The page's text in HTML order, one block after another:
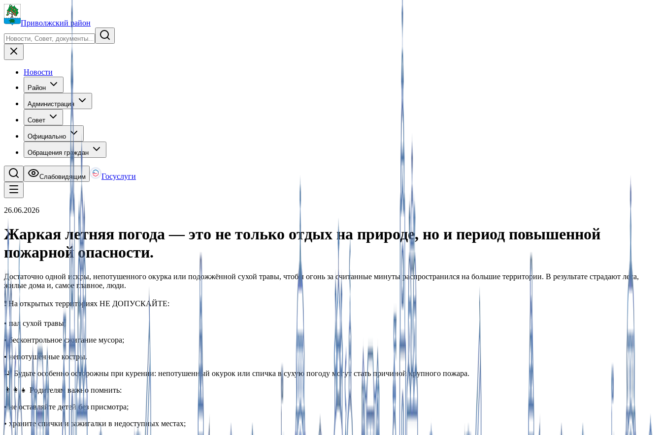
Приволжский район
Новости
Район
Администрация
Совет
Официально
Обращения граждан
Слабовидящим Госуслуги
26.06.2026
Жаркая летняя погода — это не только отдых на природе, но и период повышенной
пожарной опасности.
На весь экран
Достаточно одной искры, непотушенного окурка или подожжённой сухой травы, чтобы огонь за считанные минуты распространился на большие территории. В результате страдают леса,
жилые дома и, самое главное, люди.
❗ На открытых территориях НЕ ДОПУСКАЙТЕ:
• пал сухой травы;
• бесконтрольное сжигание мусора;
• непотушенные костры.
🚬 Будьте особенно осторожны при курении: непотушенный окурок или спичка в сухую погоду могут стать причиной крупного пожара.
👨‍👩‍👧 Родителям важно помнить:
• не оставляйте детей без присмотра;
• храните спички и зажигалки в недоступных местах;